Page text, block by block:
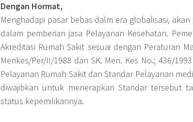
Dengan Hormat,
Menghadapi pasar bebas dalm era globalisasi,
dalam pemberian jasa Pelayanan Kesehatan.
Akreditasi Rumah Sakit sesuai dengan Peraturan
Menkes/Per/II/1988 dan SK. Men. Kes No.; 436/
Pelayanan Rumah Sakit dan Standar Pelayanan
diwajibkan untuk menerapkan Standar tersebut
status kepemilikannya.